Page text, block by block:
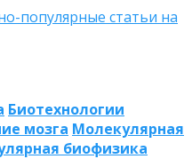
Биотехнологии
мозга Молекулярная
биофизика